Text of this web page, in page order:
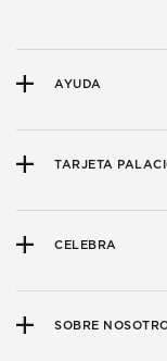
AYUDA
TARJETA
CELEBRA
SOBRE